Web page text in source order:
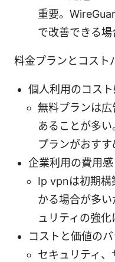
重要。
で改善できる場
料金プランとコスト
個人利用のコス
無料プランは
あることが多
プランがおすす
企業利用の費用感
Ip vpnは初期構
かる場合が多
ュリティの強化
コストと価値の
セキュリティ